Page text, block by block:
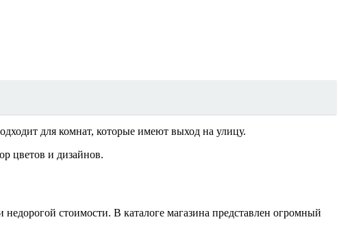
для комнат, которые имеют выход на улицу.
цветов и дизайнов.
стоимости. В каталоге магазина представлен огромный